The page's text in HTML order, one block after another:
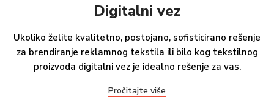
Digitalni vez
Ukoliko želite kvalitetno, postojano, sofisticirano rešenje
za brendiranje reklamnog tekstila ili bilo kog tekstilnog
proizvoda digitalni vez je idealno rešenje za vas.
Pročitajte više